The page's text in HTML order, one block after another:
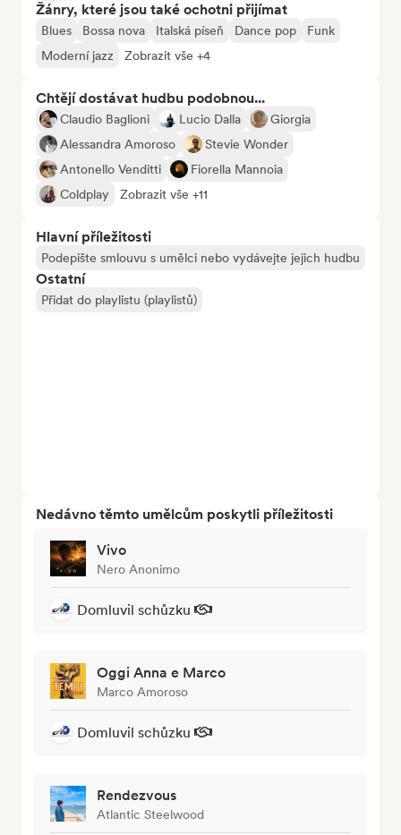
Žánry, které jsou také ochotni přijímat
Blues Bossa nova Italská píseň Dance pop
Funk
Moderní jazz
Zobrazit vše +4
Chtějí dostávat hudbu podobnou...
Claudio Baglioni Lucio Dalla
Giorgia
Alessandra Amoroso
Stevie Wonder
Antonello Venditti
Fiorella Mannoia
Coldplay
Zobrazit vše +11
Hlavní příležitosti
Podepište smlouvu s umělci nebo vydávejte jejich hudbu
Ostatní
Přidat do playlistu (playlistů)
Nedávno těmto umělcům poskytli příležitosti
Vivo
Nero Anonimo
Domluvil schůzku
Oggi Anna e Marco
Marco Amoroso
Domluvil schůzku
Rendezvous
Atlantic Steelwood